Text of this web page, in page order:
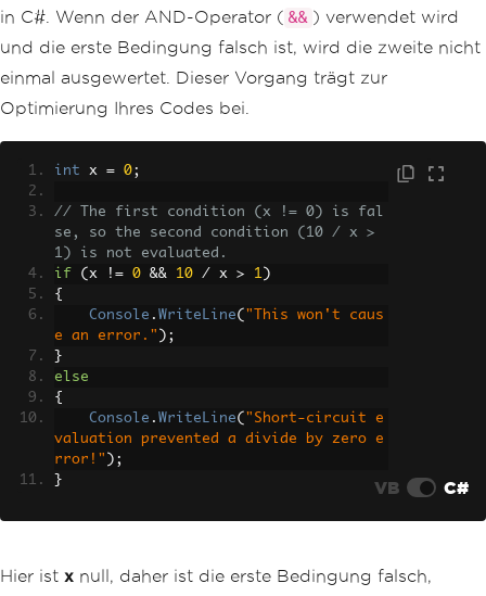
in C#. Wenn der AND-Operator ( && ) verwendet wird
und die erste Bedingung falsch ist, wird die zweite nicht
einmal ausgewertet. Dieser Vorgang trägt zur
Optimierung Ihres Codes bei.
int x = 0;
// The first condition (x != 0) is fal
se, so the second condition (10 / x >
1) is not evaluated.
if
( x != 0 && 10 / x > 1 )
{
Console . WriteLine( "This won't caus
e an error." );
}
else
{
Console . WriteLine( "Short-circuit e
valuation prevented a divide by zero e
rror!" );
}
VB C#
Hier ist x null, daher ist die erste Bedingung falsch,